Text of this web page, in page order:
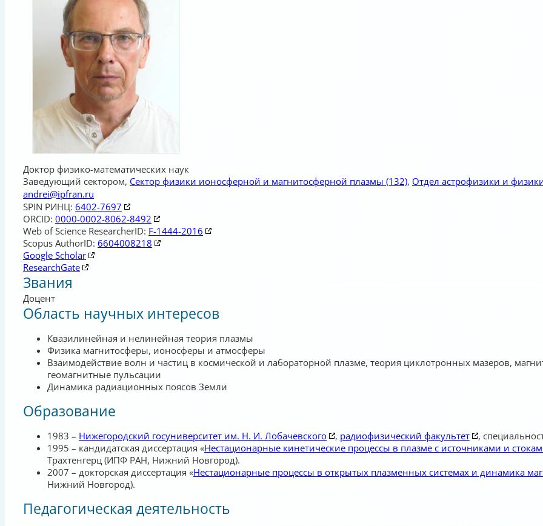
Доктор физико-математических наук
Заведующий сектором, Сектор физики ионосферной и магнитосферной плазмы (132), Отдел астрофизики и
andrei@ipfran.ru
SPIN РИНЦ: 6402-7697
ORCID: 0000-0002-8062-8492
Web of Science ResearcherID: F-1444-2016
Scopus AuthorID: 6604008218
Google Scholar
ResearchGate
Звания
Доцент
Область научных интересов
Квазилинейная и нелинейная теория плазмы
Физика магнитосферы, ионосферы и атмосферы
Взаимодействие волн и частиц в космической и лабораторной плазме, теория циклотронных мазеров,
геомагнитные пульсации
Динамика радиационных поясов Земли
Образование
1983 – Нижегородский госуниверситет им. Н. И. Лобачевского , радиофизический факультет
,
1995 – кандидатская диссертация «Нестационарные кинетические процессы в плазме с источниками и
Трахтенгерц (ИПФ РАН, Нижний Новгород).
2007 – докторская диссертация «Нестационарные процессы в открытых плазменных системах и динамика
Нижний Новгород).
Педагогическая деятельность